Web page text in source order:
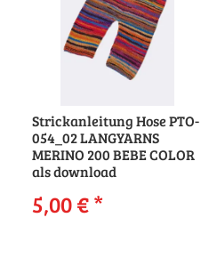
Strickanleitung Hose PTO-
054_02 LANGYARNS
MERINO 200 BEBE COLOR
als download
5,00 €*